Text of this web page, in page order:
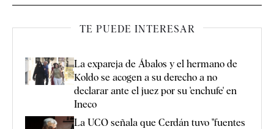
TE PUEDE INTERESAR
La expareja de Ábalos y el hermano de
Koldo se acogen a su derecho a no
declarar ante el juez por su 'enchufe' en
Ineco
La UCO señala que Cerdán tuvo "fuentes